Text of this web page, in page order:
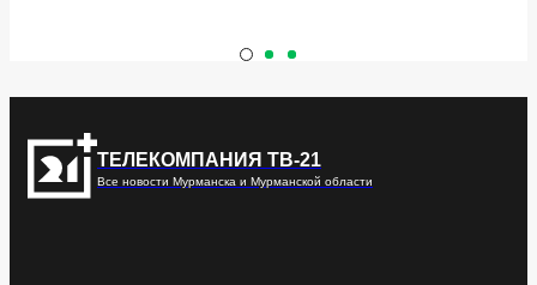
ТЕЛЕКОМПАНИЯ ТВ-21
Все новости Мурманска и Мурманской области